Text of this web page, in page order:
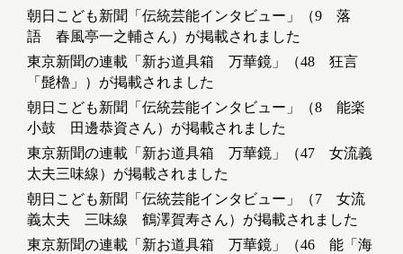
朝日こども新聞「伝統芸能インタビュー」（9 落
語 春風亭一之輔さん）が掲載されました
東京新聞の連載「新お道具箱 万華鏡」（48 狂言
「髭櫓」）が掲載されました
朝日こども新聞「伝統芸能インタビュー」（8 能楽
小鼓 田邊恭資さん）が掲載されました
東京新聞の連載「新お道具箱 万華鏡」（47 女流義
太夫三味線）が掲載されました
朝日こども新聞「伝統芸能インタビュー」（7 女流
義太夫 三味線 鶴澤賀寿さん）が掲載されました
東京新聞の連載「新お道具箱 万華鏡」（46 能「海